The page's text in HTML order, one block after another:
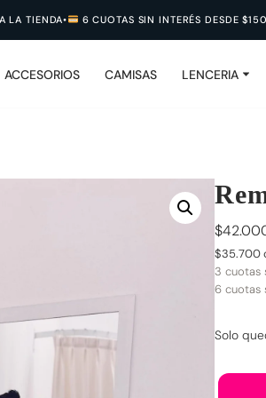
• 6 CUOTAS SIN INTERÉS DESDE $150.000•
ACCESORIOS CAMISAS LENCERIA
$
$35.700
3 cuotas
6 cuotas
Solo